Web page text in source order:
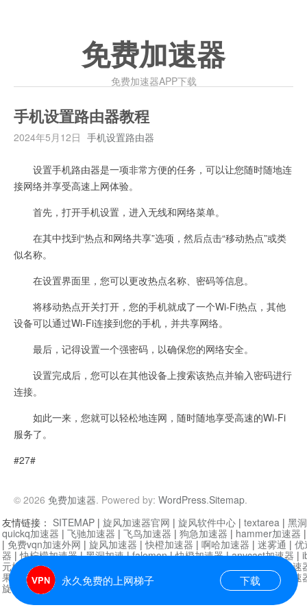
免费加速器
免费加速器APP下载
手机设置路由器教程
2024年5月12日 手机设置路由器
设置手机路由器是一项非常方便的任务，可以让您随时随地连
接网络并享受高速上网体验。
首先，打开手机设置，进入无线和网络菜单。
在其中找到“热点和网络共享”选项，然后点击“移动热点”或类
似名称。
在设置界面里，您可以更改热点名称、密码等信息。
将移动热点开关打开，您的手机就成了一个Wi-Fi热点，其他
设备可以通过Wi-Fi连接到您的手机，并共享网络。
最后，记得设置一个强密码，以确保您的网络安全。
设置完成后，您可以在其他设备上搜索该热点并输入密码进行
连接。
如此一来，您就可以轻松地连网，随时随地享受高速的Wi-Fi
服务了。
#27#
© 2026 免费加速器. Powered by: WordPress.Sitemap.
永久免费的上网梯子 下载
友情链接： SITEMAP | 旋风加速器官网 | 旋风软件中心 | textarea | 黑
quickq加速器 | 飞驰加速器 | 飞鸟加速器 | 狗急加速器 | hammer加速器
| 免费vqn加速外网 | 旋风加速器 |快橙加速器 | 啊哈加速器 | 迷雾通 | 优
器 |快柠檬加速器|黑洞加速|falemon|快橙加速器|anycast加速器 |
元机场加速器
小牛加速
果加速器|黑洞加速|银河加速器|猎豹加速器 海鸥加速器|
芒果加速
旋风加速器度器|哔咔漫画|PicACG